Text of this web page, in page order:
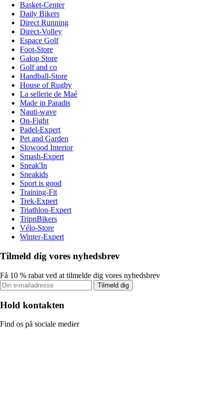
Basket-Center
Daily Bikers
Direct Running
Direct-Volley
Espace Golf
Foot-Store
Galop Store
Golf and co
Handball-Store
House of Rugby
La sellerie de Maé
Made in Paradis
Nauti-wave
On-Fight
Padel-Expert
Pet and Garden
Slowood Interior
Smash-Expert
Sneak'In
Sneakids
Sport is good
Training-Fit
Trek-Expert
Triathlon-Expert
TripnBikers
Vélo-Store
Winter-Expert
Tilmeld dig vores nyhedsbrev
Få 10 % rabat ved at tilmelde dig vores nyhedsbrev
Tilmeld dig
Hold kontakten
Find os på sociale medier